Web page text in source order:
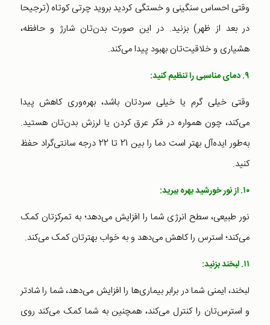
وقتی احساس سنگینی و خستگی کردید بروید چرتی کوتاه (ترجیحا
در بعد از ظهر) بزنید. در این صورت بدن‌تان شارژ و حافظه،
هشیاری و خلاقیت‌تان بهبود پیدا می‌کند.
۹. دمای مناسبی را تنظیم کنید:
وقتی خیلی گرم یا خیلی سردتان باشد، بهره‌وری کاهش پیدا
می‌کند، چون همواره در فکر عرق کردن یا لرزش بدن‌تان هستید.
به‌طور ایده‌آل بهتر است دما را بین 21 تا 22 درجه سانتی‌گراد حفظ
کنید.
۱۰. از نور خورشید بهره ببرید:
نور طبیعی، سطح انرژی شما را افزایش می‌دهد؛ به تمرکزتان کمک
می‌کند؛ استرس را کاهش می‌دهد و به خواب بهترتان کمک می‌کند.
۱۱. لبخند بزنید:
لبخند، ایمنی شما در برابر بیماری‌ها را افزایش می‌دهد، شما را شادتر
و استرس‌تان را کنترل می‌کند، همچنین به شما کمک می‌کند روی